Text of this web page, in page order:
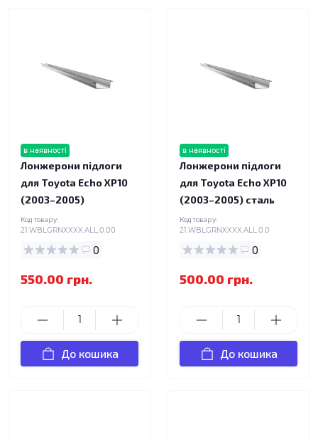
в наявності
Лонжерони підлоги
для Toyota Echo XP10
(2003–2005)
Код товару:
21.WBLGRNXXXX.ALL.0.00
0
550.00 грн.
До кошика
в наявності
Лонжерони підлоги
для Toyota Echo XP10
(2003–2005) сталь
Код товару:
21.WBLGRNXXXX.ALL.0.0
0
500.00 грн.
До кошика